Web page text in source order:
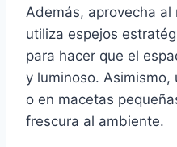
Además, aprovecha
utiliza espejos
para hacer que el
y luminoso.
o en macetas
frescura al ambiente.